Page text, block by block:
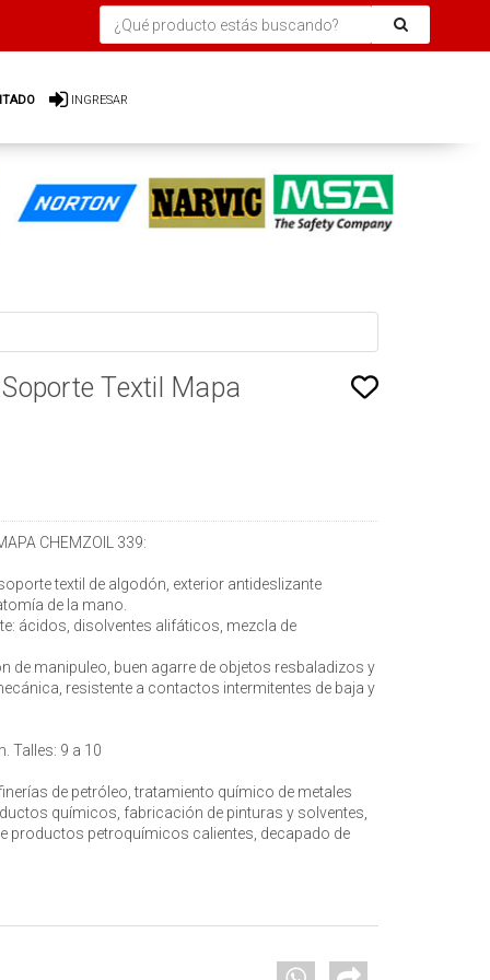
INGRESAR
Textil Mapa
CHEMZOIL 339:
textil de algodón, exterior antideslizante
de la mano.
ácidos, disolventes alifáticos, mezcla de
de manipuleo, buen agarre de objetos resbaladizos y
resistente a contactos intermitentes de baja y
Talles: 9 a 10
de petróleo, tratamiento químico de metales
químicos, fabricación de pinturas y solventes,
productos petroquímicos calientes, decapado de